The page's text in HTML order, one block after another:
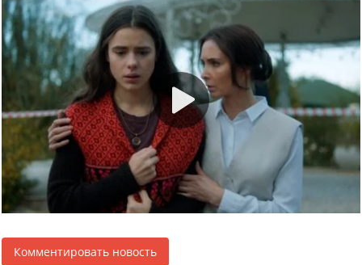
Комментировать новость